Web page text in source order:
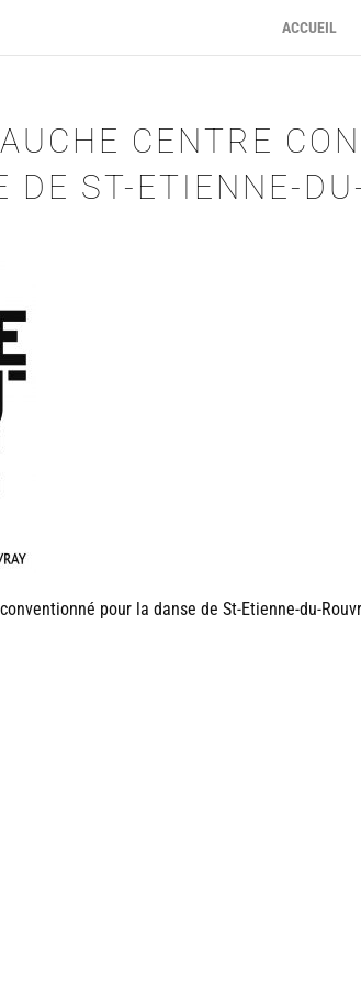
ACCUEIL
CENTRE
DE ST-ETIENNE-
pour la danse de St-Etienne-du-